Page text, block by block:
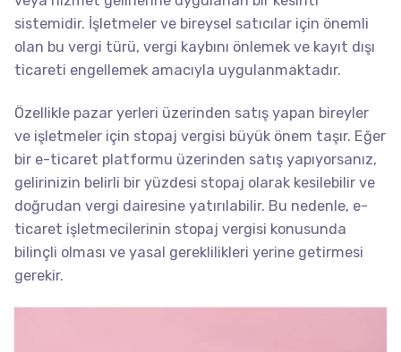
sistemidir. İşletmeler ve bireysel satıcılar için önemli
olan bu vergi türü, vergi kaybını önlemek ve kayıt dışı
ticareti engellemek amacıyla uygulanmaktadır.
Özellikle pazar yerleri üzerinden satış yapan bireyler
ve işletmeler için stopaj vergisi büyük önem taşır. Eğer
bir e-ticaret platformu üzerinden satış yapıyorsanız,
gelirinizin belirli bir yüzdesi stopaj olarak kesilebilir ve
doğrudan vergi dairesine yatırılabilir. Bu nedenle, e-
ticaret işletmecilerinin stopaj vergisi konusunda
bilinçli olması ve yasal gereklilikleri yerine getirmesi
gerekir.